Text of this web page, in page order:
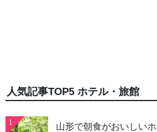
人気記事TOP5 ホテル・旅館
1
山形で朝食がおいしい